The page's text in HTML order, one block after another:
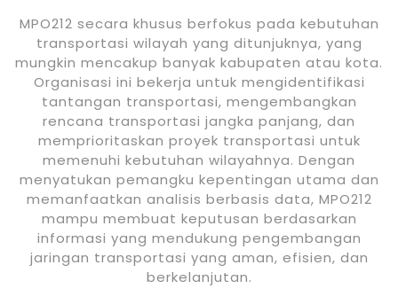
MPO212 secara khusus berfokus pada kebutuhan
transportasi wilayah yang ditunjuknya, yang
mungkin mencakup banyak kabupaten atau kota.
Organisasi ini bekerja untuk mengidentifikasi
tantangan transportasi, mengembangkan
rencana transportasi jangka panjang, dan
memprioritaskan proyek transportasi untuk
memenuhi kebutuhan wilayahnya. Dengan
menyatukan pemangku kepentingan utama dan
memanfaatkan analisis berbasis data, MPO212
mampu membuat keputusan berdasarkan
informasi yang mendukung pengembangan
jaringan transportasi yang aman, efisien, dan
berkelanjutan.